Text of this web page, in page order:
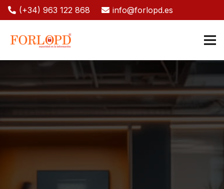
(+34) 963 122 868 info@forlopd.es